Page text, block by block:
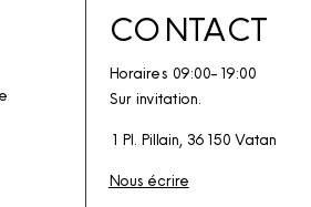
CONTACT
Horaires 09:00-19:00
Sur invitation.
1 Pl. Pillain, 36150 Vatan
Nous écrire